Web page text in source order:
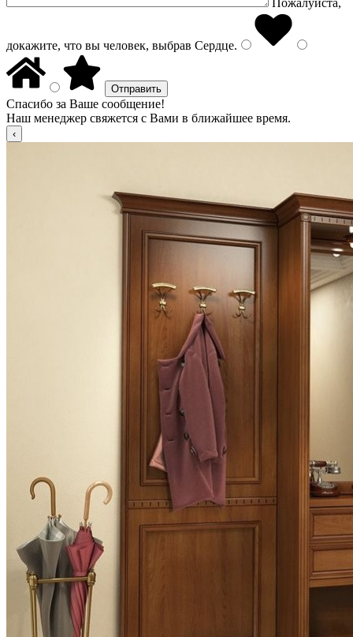
Пожалуйста,
докажите, что вы человек, выбрав Сердце.
Спасибо за Ваше сообщение!
Наш менеджер свяжется с Вами в ближайшее время.